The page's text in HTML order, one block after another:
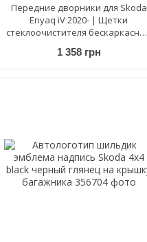
Передние дворники для Skoda
Enyaq iV 2020- | Щетки
стеклоочистителя бескаркасные
1 358 грн